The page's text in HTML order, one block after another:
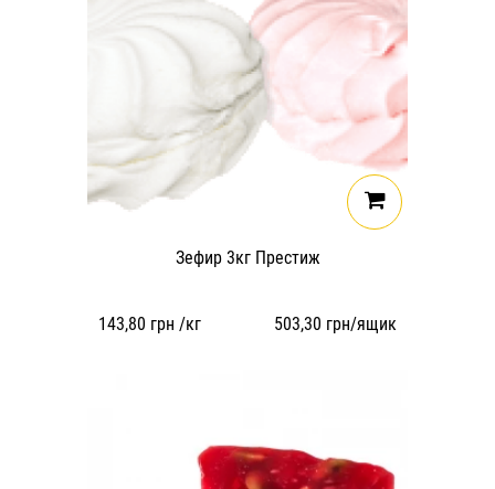
Зефир 3кг Престиж
143,80 грн /кг 503,30 грн/ящик